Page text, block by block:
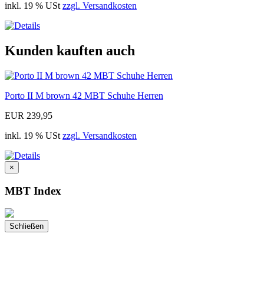
inkl. 19 % USt zzgl. Versandkosten
Kunden kauften auch
Porto II M brown 42 MBT Schuhe Herren
EUR 239,95
inkl. 19 % USt zzgl. Versandkosten
×
MBT Index
Schließen